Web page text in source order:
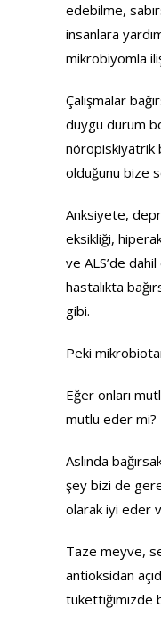
edebilme,
insanlara
mikrobiyomla
Çalışmalar
duygu durum
nöropiskiyatrik
olduğunu bize
Anksiyete,
eksikliği,
ve ALS’de
hastalıkta
gibi.
Peki
Eğer onları
mutlu eder mi?
Aslında
şey bizi de
olarak iyi eder
Taze meyve,
antioksidan
tükettiğimizde